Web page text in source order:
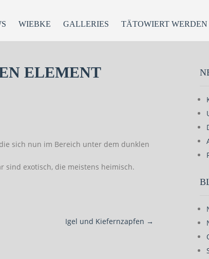
WIEBKE GALLERIES TÄTOWIERT WERDEN
ELEMENT
sich nun im Bereich unter dem dunklen
sind exotisch, die meistens heimisch.
Igel und Kiefernzapfen →